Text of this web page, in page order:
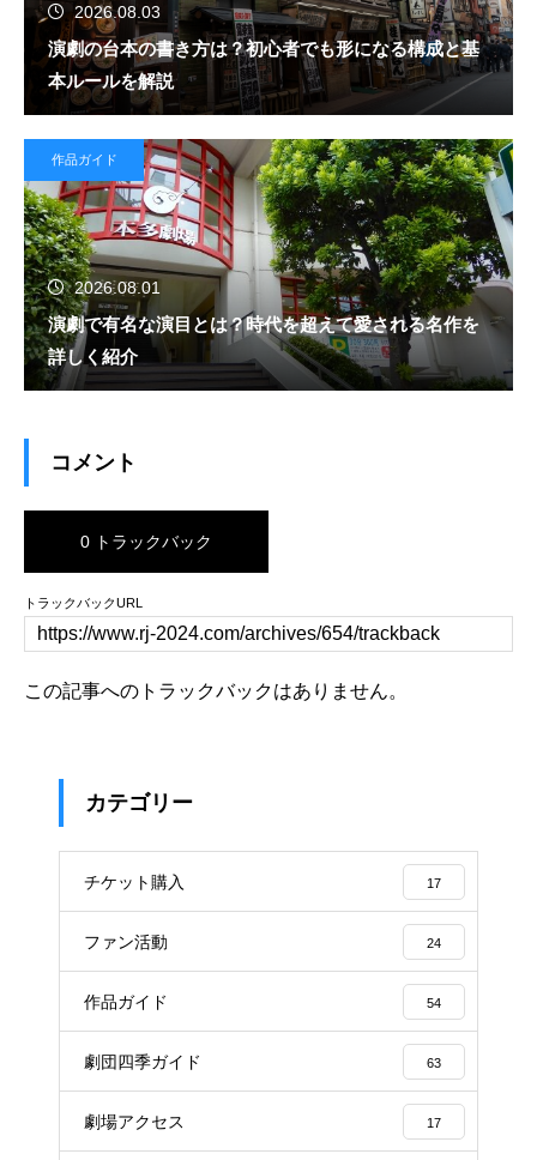
2026.08.03
演劇の台本の書き方は？初心者でも形になる構成と基
本ルールを解説
作品ガイド
2026.08.01
演劇で有名な演目とは？時代を超えて愛される名作を
詳しく紹介
コメント
0 トラックバック
トラックバックURL
この記事へのトラックバックはありません。
カテゴリー
チケット購入 17
ファン活動 24
作品ガイド 54
劇団四季ガイド 63
劇場アクセス 17